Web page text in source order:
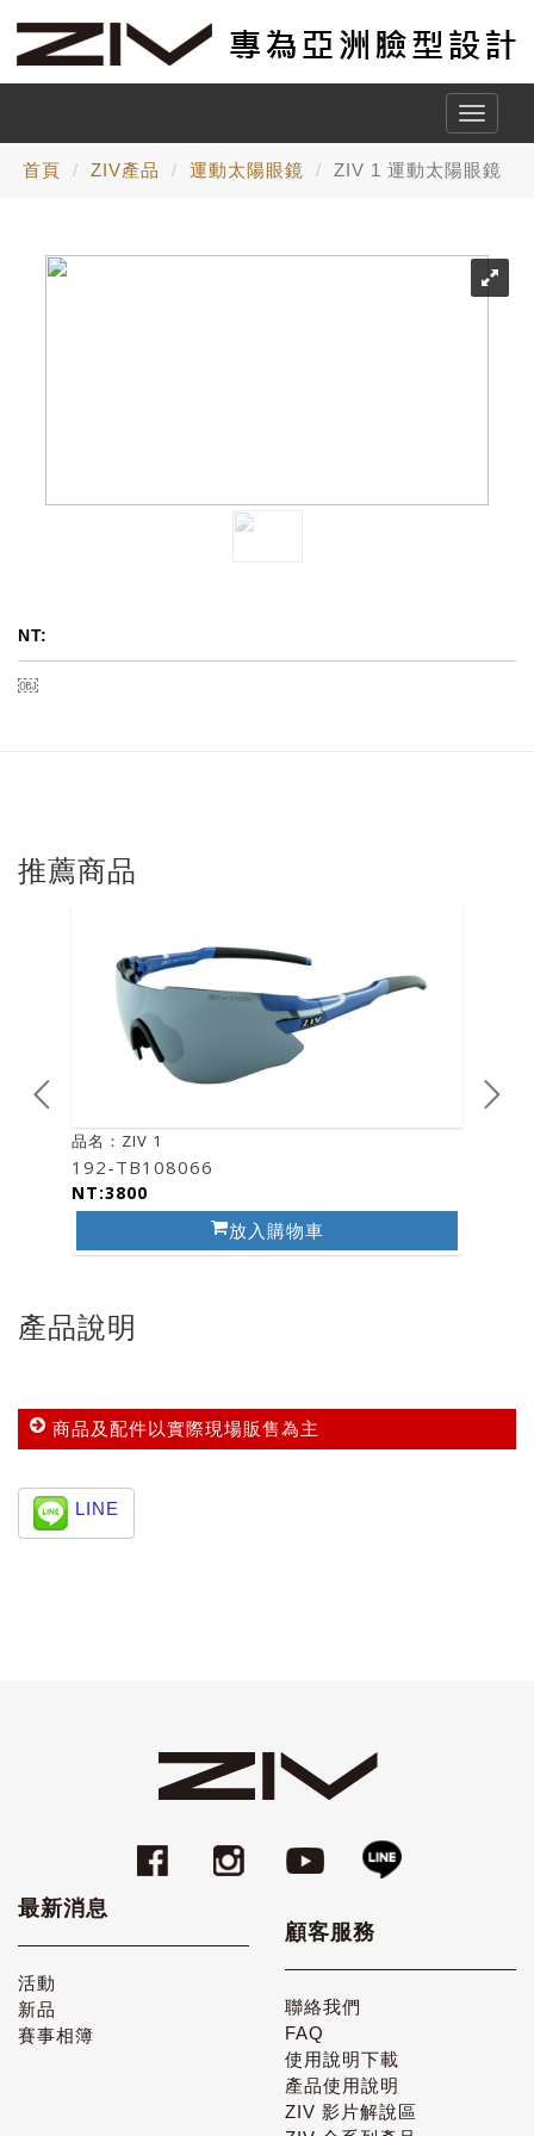
Toggle
首頁 ZIV產品 運動太陽眼鏡 ZIV 1 運動太陽眼鏡
NT:
￼
推薦商品
品名：ZIV 1
192-TB108066
NT:3800
放入購物車
產品說明
商品及配件以實際現場販售為主
LINE
最新消息
活動
新品
賽事相簿
顧客服務
聯絡我們
FAQ
使用說明下載
產品使用說明
ZIV 影片解說區